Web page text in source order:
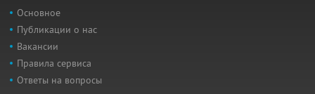
Основное
Публикации о нас
Вакансии
Правила сервиса
Ответы на вопросы